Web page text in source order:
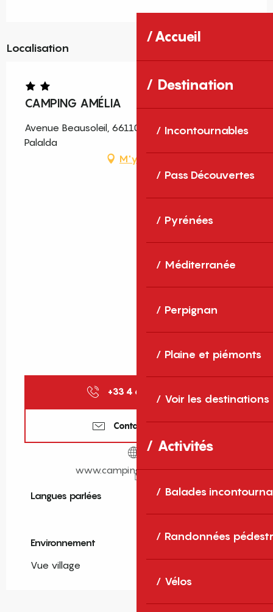
Accueil
Destination
Incontournables
Pass Découvertes
Pyrénées
Méditerranée
Perpignan
Plaine et piémonts
Voir les destinations
Activités
Balades
Randonnées
Vélos
Localisation
CAMPING AMÉLIA
Avenue Beausoleil, 66110 Amélie-les-Bains-
Palalda
M'y rendre
+33 4 68 39 00
Contactez-nous
www.camping-amelia.com
Langues parlées
Langues parlées
Environnement
Environnement
Vue village